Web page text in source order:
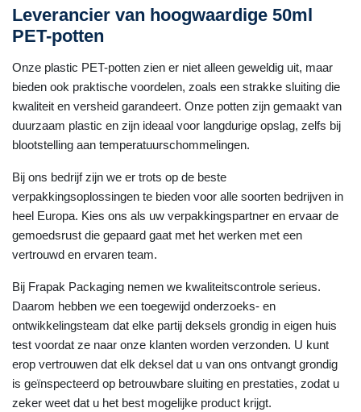
Leverancier van hoogwaardige 50ml
PET-potten
Onze plastic PET-potten zien er niet alleen geweldig uit, maar
bieden ook praktische voordelen, zoals een strakke sluiting die
kwaliteit en versheid garandeert. Onze potten zijn gemaakt van
duurzaam plastic en zijn ideaal voor langdurige opslag, zelfs bij
blootstelling aan temperatuurschommelingen.
Bij ons bedrijf zijn we er trots op de beste
verpakkingsoplossingen te bieden voor alle soorten bedrijven in
heel Europa. Kies ons als uw verpakkingspartner en ervaar de
gemoedsrust die gepaard gaat met het werken met een
vertrouwd en ervaren team.
Bij Frapak Packaging nemen we kwaliteitscontrole serieus.
Daarom hebben we een toegewijd onderzoeks- en
ontwikkelingsteam dat elke partij deksels grondig in eigen huis
test voordat ze naar onze klanten worden verzonden. U kunt
erop vertrouwen dat elk deksel dat u van ons ontvangt grondig
is geïnspecteerd op betrouwbare sluiting en prestaties, zodat u
zeker weet dat u het best mogelijke product krijgt.